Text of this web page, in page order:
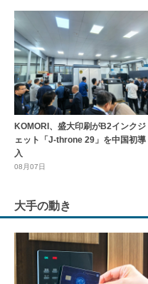
KOMORI、盛大印刷がB2インクジ
ェット「J-throne 29」を中国初導
入
08月07日
大手の動き